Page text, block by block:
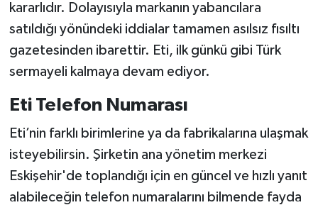
kararlıdır. Dolayısıyla markanın yabancılara
satıldığı yönündeki iddialar tamamen asılsız fısıltı
gazetesinden ibarettir. Eti, ilk günkü gibi Türk
sermayeli kalmaya devam ediyor.
Eti Telefon Numarası
Eti’nin farklı birimlerine ya da fabrikalarına ulaşmak
isteyebilirsin. Şirketin ana yönetim merkezi
Eskişehir'de toplandığı için en güncel ve hızlı yanıt
alabileceğin telefon numaralarını bilmende fayda